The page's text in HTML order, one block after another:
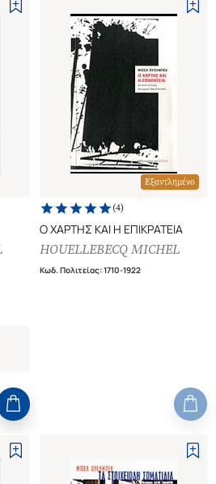
Εξαντλημένο
(4)
Ο ΧΑΡΤΗΣ ΚΑΙ Η ΕΠΙΚΡΑΤΕΙΑ
HOUELLEBECQ MICHEL
Κωδ. Πολιτείας:1710-1922